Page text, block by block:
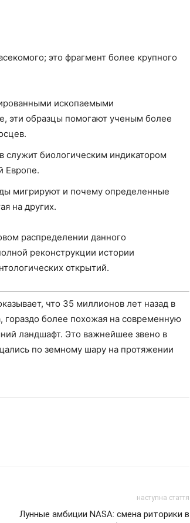
это фрагмент более крупного
ископаемыми
эти образцы помогают ученым более
служит биологическим индикатором
Европе.
мигрируют и почему определенные
на других.
распределении данного
реконструкции истории
открытий.
что 35 миллионов лет назад в
гораздо более похожая на современную
ландшафт. Это важнейшее звено в
по земному шару на протяжении
наступна стаття
Лунные амбиции NASA: смена риторики в